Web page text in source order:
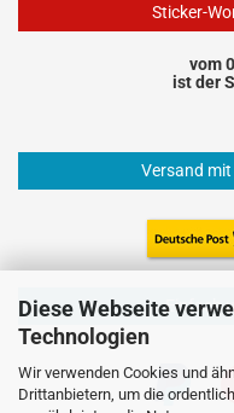
Diese Webseite
Technologien
Wir verwenden Cookies und
Drittanbietern, um die
Sticker-
vom
ist der
Versand mit
Einfach